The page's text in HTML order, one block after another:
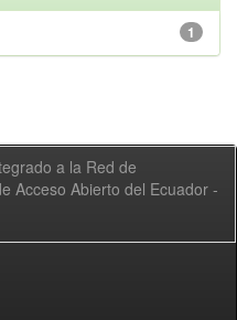
1
a la Red de
Acceso Abierto del Ecuador -